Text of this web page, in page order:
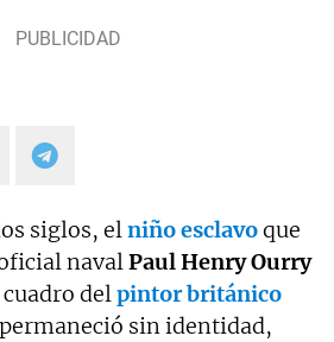
de forma clara y rigurosa.
siglos, elniño esclavoque
navalPaul Henry Ourry
delpintor británico
permaneció sin identidad,